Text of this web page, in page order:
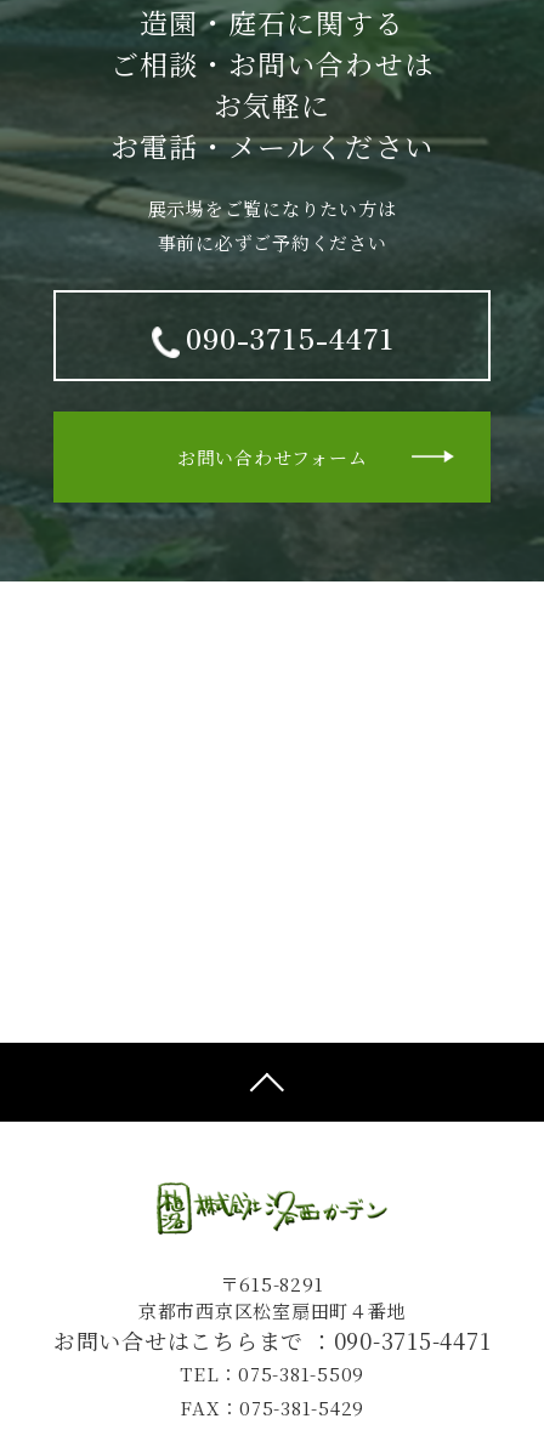
造園・庭石に関する
ご相談・お問い合わせは
お気軽に
お電話・メールください
展示場をご覧になりたい方は
事前に必ずご予約ください
090-3715-4471
お問い合わせフォーム
〒615-8291
京都市西京区松室扇田町４番地
お問い合せはこちらまで ： 090-3715-4471
TEL：075-381-5509
FAX：075-381-5429